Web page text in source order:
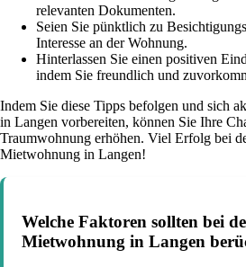
relevanten Dokumenten.
Seien Sie pünktlich zu
Interesse an der Wohnung.
Hinterlassen Sie einen positiven
indem Sie freundlich und
Indem Sie diese Tipps befolgen und sich
in Langen vorbereiten, können Sie Ihre
Traumwohnung erhöhen. Viel Erfolg bei
Mietwohnung in Langen!
Welche Faktoren sollten bei
Mietwohnung in Langen